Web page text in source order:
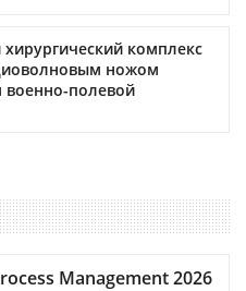
хирургический комплекс
ножом
военно-полевой
Management 2026